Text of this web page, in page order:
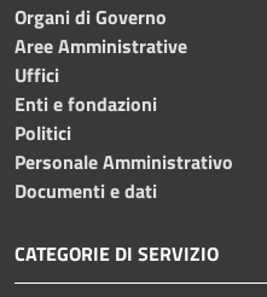
Organi di Governo
Aree Amministrative
Uffici
Enti e fondazioni
Politici
Personale Amministrativo
Documenti e dati
CATEGORIE DI SERVIZIO